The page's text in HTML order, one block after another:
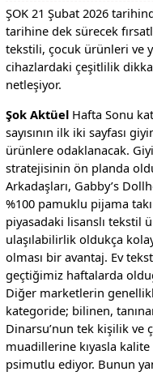
ŞOK 21 Şubat 2026
tarihine dek sürecek
tekstili, çocuk ürünleri ve
cihazlardaki çeşitlilik
netleşiyor.
Şok AktüelHafta Sonu
sayısının ilk iki sayfası
ürünlere odaklanacak.
stratejisinin ön planda
Arkadaşları, Gabby’s
%100 pamuklu pijama
piyasadaki lisanslı tekstil
ulaşılabilirlik oldukça
olması bir avantaj. Ev
geçtiğimiz haftalarda
Diğer marketlerin
kategoride; bilinen,
Dinarsu’nun tek kişilik ve
muadillerine kıyasla kalite
psimutlu ediyor. Bunun